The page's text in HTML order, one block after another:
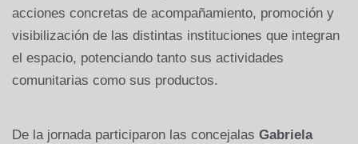
acciones concretas de acompañamiento, promoción y
visibilización de las distintas instituciones que integran
el espacio, potenciando tanto sus actividades
comunitarias como sus productos.
De la jornada participaron las concejalas Gabriela